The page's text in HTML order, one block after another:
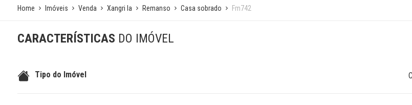
Home Imóveis Venda Xangri la Remanso Casa sobrado Fm742
CARACTERÍSTICAS DO IMÓVEL
Tipo do Imóvel